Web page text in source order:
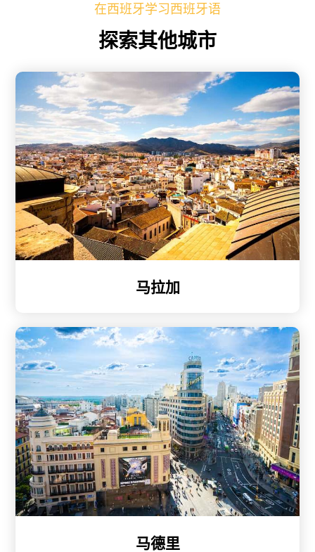
在西班牙学习西班牙语
探索其他城市
马拉加
马德里